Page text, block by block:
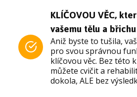
KLÍČOVOU VĚC,
vašemu tělu a břichu
Aniž byste to tušila,
pro svou správnou
klíčovou věc. Bez této
můžete cvičit a
dokola, ALE bez